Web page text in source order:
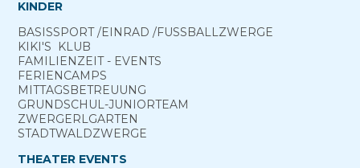
KINDER
BASIS­SPORT ­/EINRAD /­FUSS­BALL­ZWERGE
KIKI'S ­ KLUB
FAMILIENZEIT - EVENTS
FERIEN­CAMPS
MITTAGS­BETREUUNG
GRUND­SCHUL-­JUNIOR­TEAM
ZWERGERL­GARTEN
STADT­WALD­ZWERGE
THEATER EVENTS